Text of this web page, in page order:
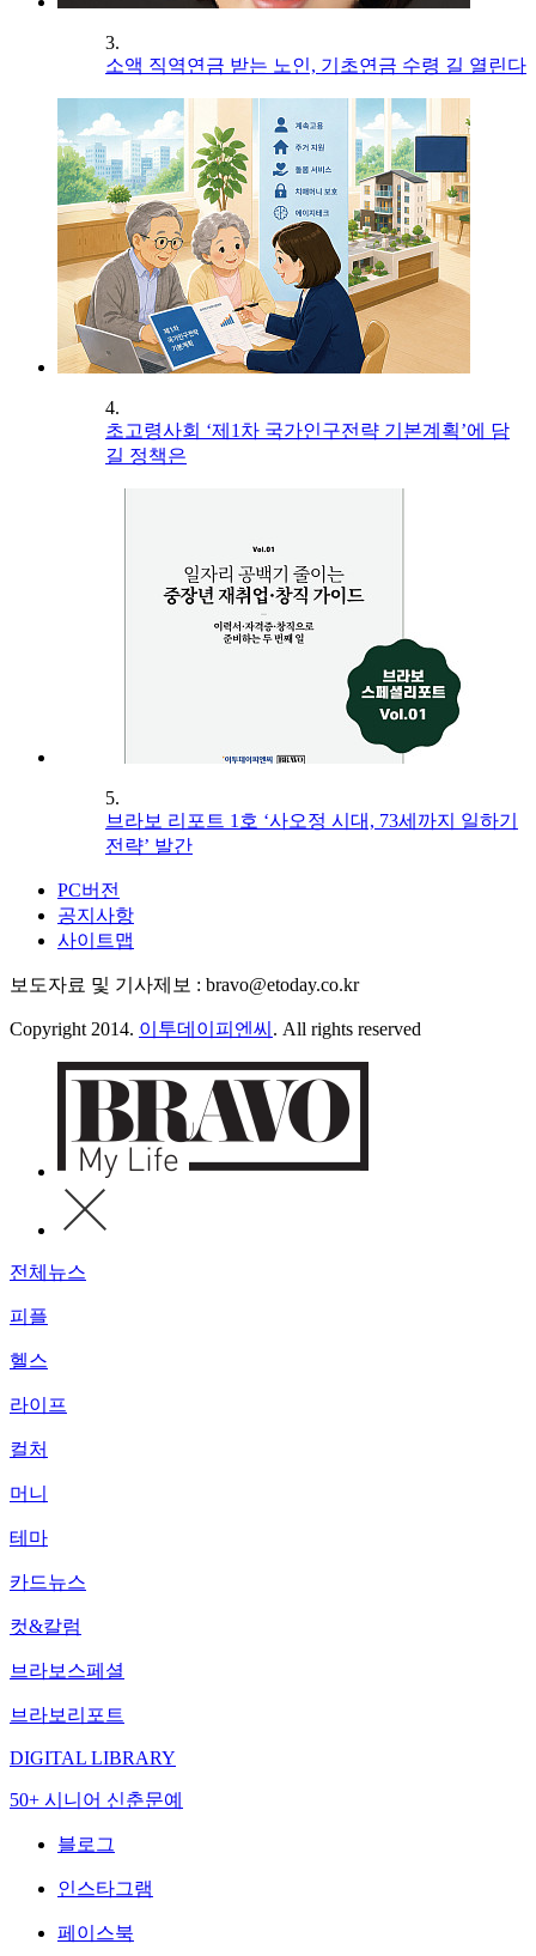
3.
소액 직역연금 받는 노인, 기초연금 수령 길 열린다
4.
초고령사회 ‘제1차 국가인구전략 기본계획’에 담
길 정책은
5.
브라보 리포트 1호 ‘사오정 시대, 73세까지 일하기
전략’ 발간
PC버전
공지사항
사이트맵
보도자료 및 기사제보 : bravo@etoday.co.kr
Copyright 2014. 이투데이피엔씨 . All rights reserved
전체뉴스
피플
헬스
라이프
컬처
머니
테마
카드뉴스
컷&칼럼
브라보스페셜
브라보리포트
DIGITAL LIBRARY
50+ 시니어 신춘문예
블로그
인스타그램
페이스북